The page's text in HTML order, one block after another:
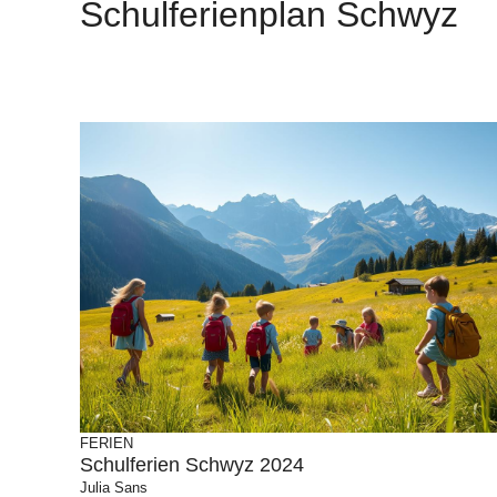
Schulferienplan Schwyz
FERIEN
Schulferien Schwyz 2024
Julia Sans